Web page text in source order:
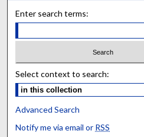
Enter search terms:
Select context to search:
Advanced Search
Notify me via email or RSS